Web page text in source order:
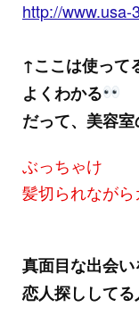
http://www.usa-
↑ここは使って
よくわかる
だって、美容
ぶっちゃけ
髪切られながら
真面目な出会
恋人探ししてる